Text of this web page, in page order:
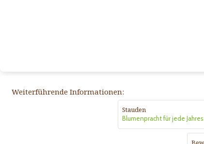
Weiterführende Informationen:
Stauden
Blumenpracht für jede